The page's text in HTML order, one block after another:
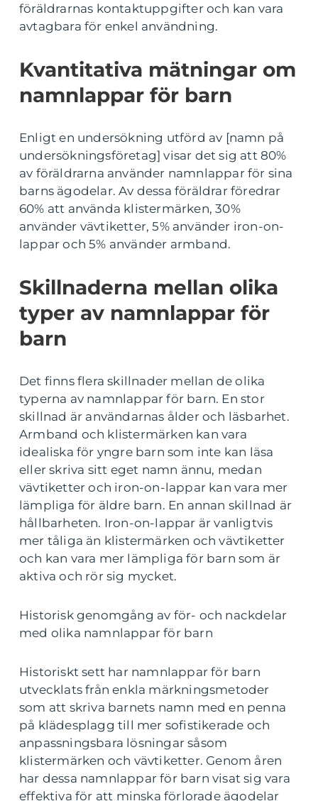
föräldrarnas kontaktuppgifter och kan vara
avtagbara för enkel användning.
Kvantitativa mätningar om
namnlappar för barn
Enligt en undersökning utförd av [namn på
undersökningsföretag] visar det sig att 80%
av föräldrarna använder namnlappar för sina
barns ägodelar. Av dessa föräldrar föredrar
60% att använda klistermärken, 30%
använder vävtiketter, 5% använder iron-on-
lappar och 5% använder armband.
Skillnaderna mellan olika
typer av namnlappar för
barn
Det finns flera skillnader mellan de olika
typerna av namnlappar för barn. En stor
skillnad är användarnas ålder och läsbarhet.
Armband och klistermärken kan vara
idealiska för yngre barn som inte kan läsa
eller skriva sitt eget namn ännu, medan
vävtiketter och iron-on-lappar kan vara mer
lämpliga för äldre barn. En annan skillnad är
hållbarheten. Iron-on-lappar är vanligtvis
mer tåliga än klistermärken och vävtiketter
och kan vara mer lämpliga för barn som är
aktiva och rör sig mycket.
Historisk genomgång av för- och nackdelar
med olika namnlappar för barn
Historiskt sett har namnlappar för barn
utvecklats från enkla märkningsmetoder
som att skriva barnets namn med en penna
på klädesplagg till mer sofistikerade och
anpassningsbara lösningar såsom
klistermärken och vävtiketter. Genom åren
har dessa namnlappar för barn visat sig vara
effektiva för att minska förlorade ägodelar